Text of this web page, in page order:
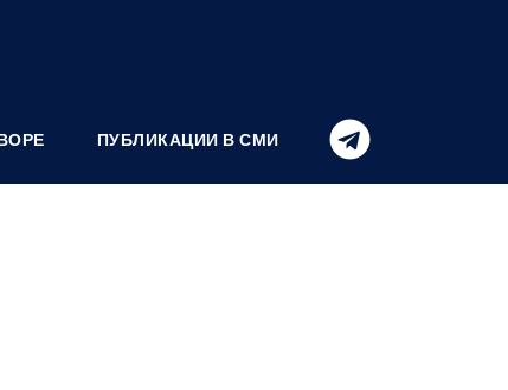
ПУБЛИКАЦИИ В СМИ